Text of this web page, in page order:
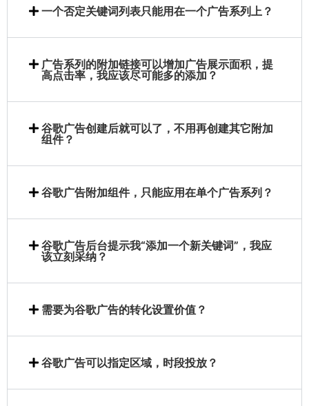
一个否定关键词列表只能用在一个广告系列上？
广告系列的附加链接可以增加广告展示面积，提
高点击率，我应该尽可能多的添加？
谷歌广告创建后就可以了，不用再创建其它附加
组件？
谷歌广告附加组件，只能应用在单个广告系列？
谷歌广告后台提示我“添加一个新关键词”，我应
该立刻采纳？
需要为谷歌广告的转化设置价值？
谷歌广告可以指定区域，时段投放？